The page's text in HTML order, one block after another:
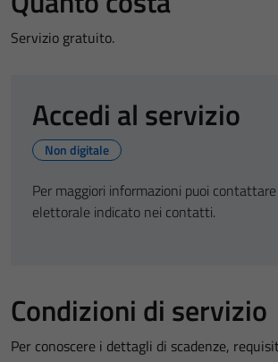
Servizio gratuito.
Accedi al servizio
Non digitale
Per maggiori informazioni puoi
elettorale indicato nei contatti.
Condizioni di servizio
Per conoscere i dettagli di scadenze,